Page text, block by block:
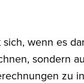
wenn es
sondern
zu